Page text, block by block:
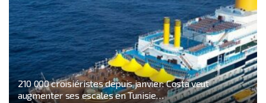
210 000 croisiéristes depuis janvier: Costa veut
augmenter ses escales en Tunisie…